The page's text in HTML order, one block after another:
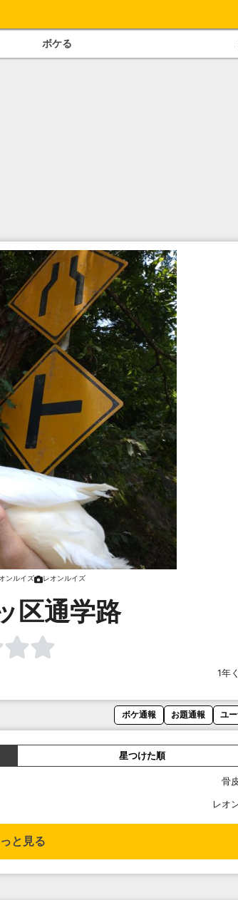
ボケる
ンルイズ レオンルイズ
区通学路
1年
ボケ通報 お題通報 ユ
星つけた順
骨
レオ
と見る